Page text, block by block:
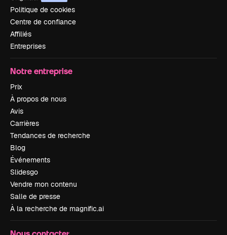
Politique de cookies
Centre de confiance
Affiliés
Entreprises
Notre entreprise
Prix
À propos de nous
Avis
Carrières
Tendances de recherche
Blog
Événements
Slidesgo
Vendre mon contenu
Salle de presse
À la recherche de magnific.ai